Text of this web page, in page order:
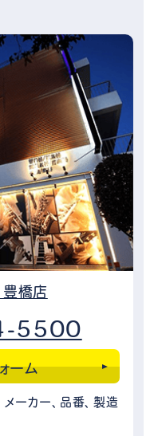
豊橋店
5500
ーム
ーカー、品番、製造